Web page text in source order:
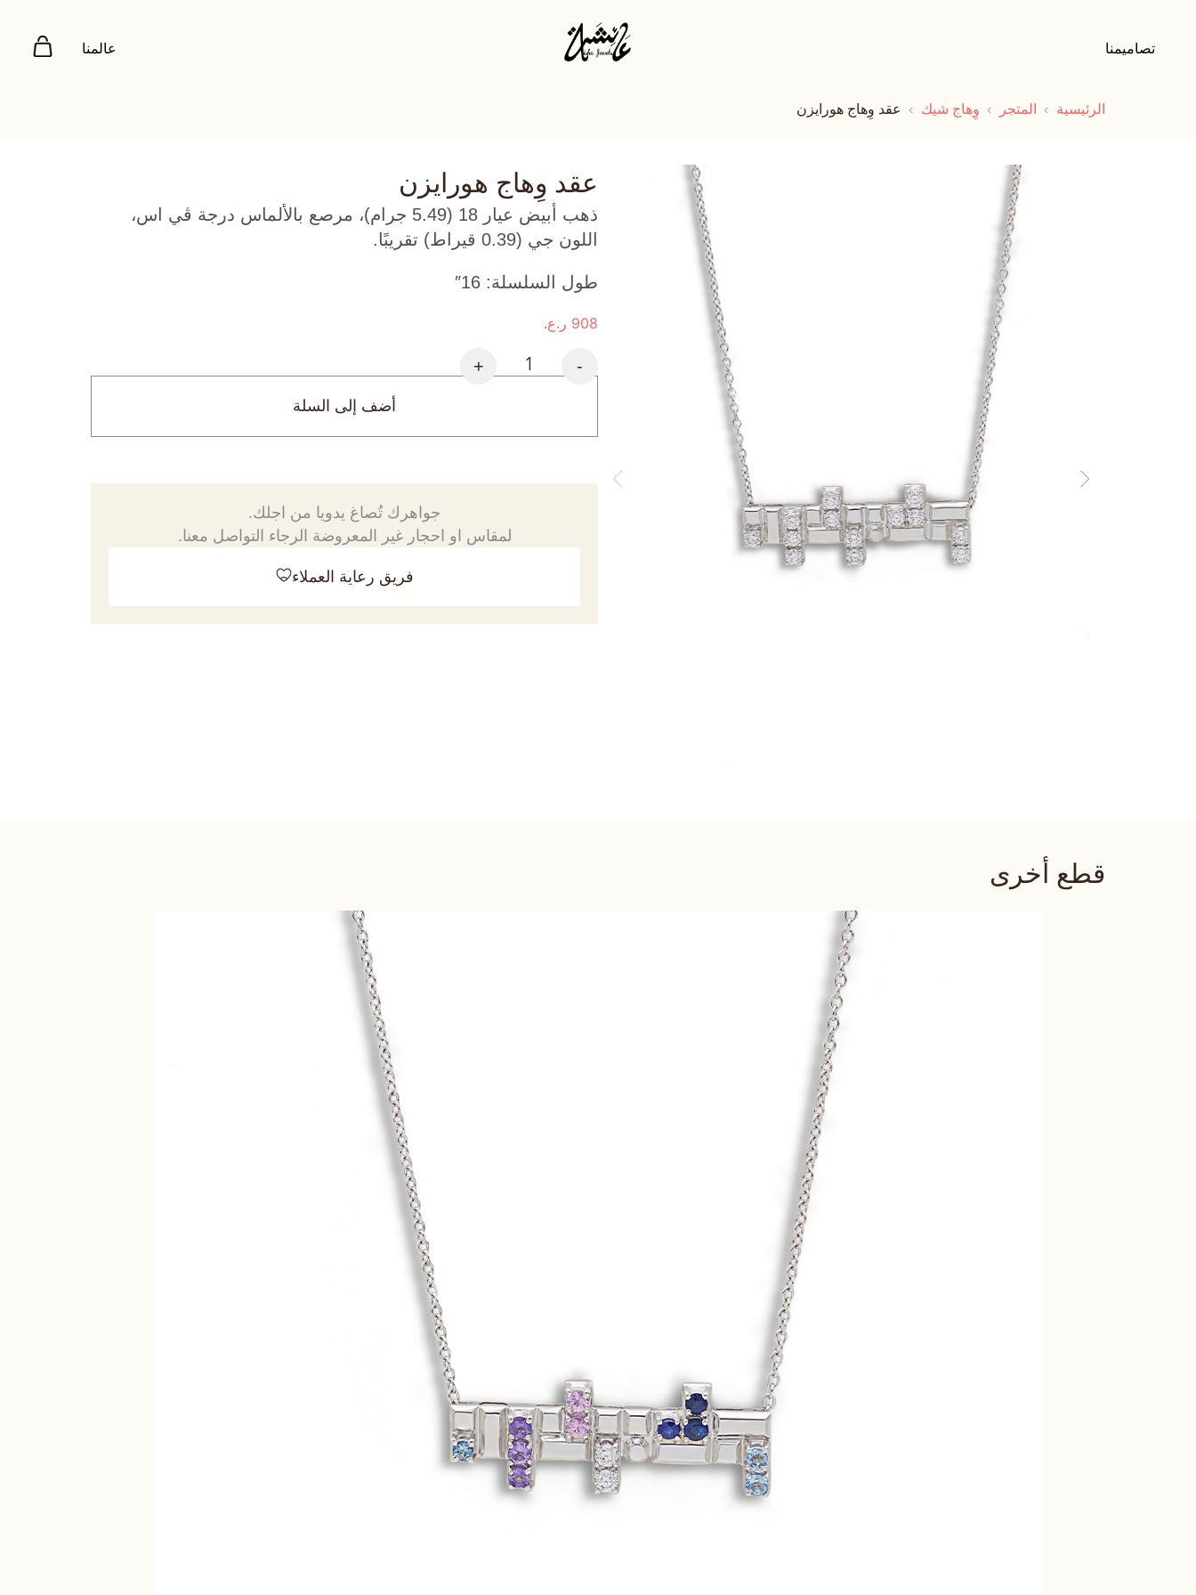
تصاميمنا عالمنا
الرئيسية المتجر وِهاج شيك عقد وِهاج هورايزن
عقد وِهاج هورايزن
ذهب أبيض عيار 18 (5.49 جرام)، مرصع بالألماس درجة ڤي اس،
اللون جي (0.39 قيراط) تقريبًا.
طول السلسلة: 16″
908 ر.ع.
-
+
أضف إلى السلة
جواهرك تُصاغ يدويا من اجلك.
لمقاس او احجار غير المعروضة الرجاء التواصل معنا.
فريق رعاية العملاء
قطع أخرى